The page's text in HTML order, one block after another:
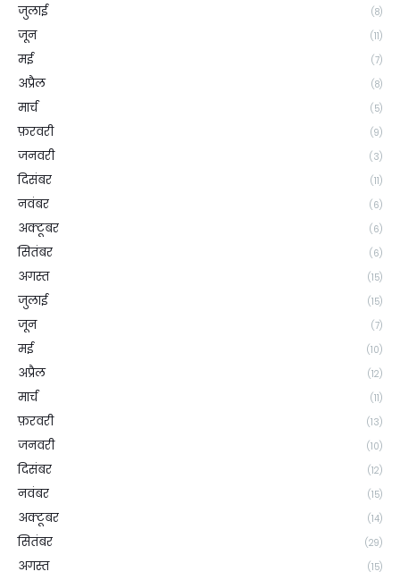
जुलाई (8)
जून (11)
मई (7)
अप्रैल (8)
मार्च (5)
फ़रवरी (9)
जनवरी (3)
दिसंबर (11)
नवंबर (6)
अक्टूबर (6)
सितंबर (6)
अगस्त (15)
जुलाई (15)
जून (7)
मई (10)
अप्रैल (12)
मार्च (11)
फ़रवरी (13)
जनवरी (10)
दिसंबर (12)
नवंबर (15)
अक्टूबर (14)
सितंबर (29)
अगस्त (15)